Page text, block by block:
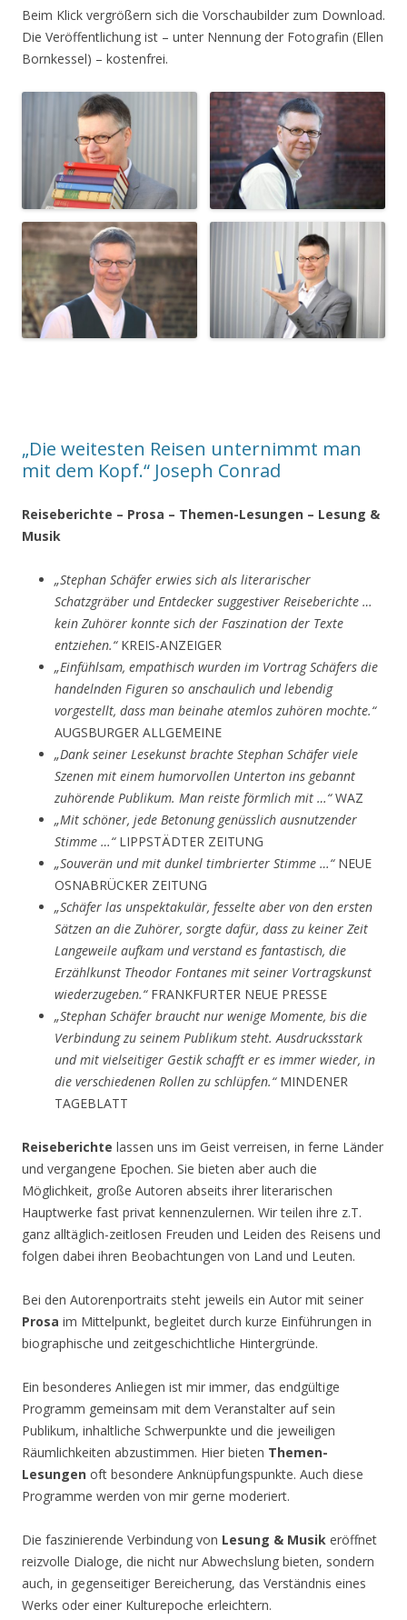
Beim Klick vergrößern sich die Vorschaubilder zum Download.
Die Veröffentlichung ist – unter Nennung der Fotografin (Ellen
Bornkessel) – kostenfrei.
„Die weitesten Reisen unternimmt man
mit dem Kopf.“ Joseph Conrad
Reiseberichte – Prosa – Themen-Lesungen – Lesung &
Musik
„Stephan Schäfer erwies sich als literarischer
Schatzgräber und Entdecker suggestiver Reiseberichte …
kein Zuhörer konnte sich der Faszination der Texte
entziehen.“KREIS-ANZEIGER
„Einfühlsam, empathisch wurden im Vortrag Schäfers die
handelnden Figuren so anschaulich und lebendig
vorgestellt, dass man beinahe atemlos zuhören mochte.“
AUGSBURGER ALLGEMEINE
„Dank seiner Lesekunst brachte Stephan Schäfer viele
Szenen mit einem humorvollen Unterton ins gebannt
zuhörende Publikum. Man reiste förmlich mit …“WAZ
„Mit schöner, jede Betonung genüsslich ausnutzender
Stimme …“LIPPSTÄDTER ZEITUNG
„Souverän und mit dunkel timbrierter Stimme …“NEUE
OSNABRÜCKER ZEITUNG
„Schäfer las unspektakulär, fesselte aber von den ersten
Sätzen an die Zuhörer, sorgte dafür, dass zu keiner Zeit
Langeweile aufkam und verstand es fantastisch, die
Erzählkunst Theodor Fontanes mit seiner Vortragskunst
wiederzugeben.“FRANKFURTER NEUE PRESSE
„Stephan Schäfer braucht nur wenige Momente, bis die
Verbindung zu seinem Publikum steht. Ausdrucksstark
und mit vielseitiger Gestik schafft er es immer wieder, in
die verschiedenen Rollen zu schlüpfen.“MINDENER
TAGEBLATT
Reiseberichte lassen uns im Geist verreisen, in ferne Länder
und vergangene Epochen. Sie bieten aber auch die
Möglichkeit, große Autoren abseits ihrer literarischen
Hauptwerke fast privat kennenzulernen. Wir teilen ihre z.T.
ganz alltäglich-zeitlosen Freuden und Leiden des Reisens und
folgen dabei ihren Beobachtungen von Land und Leuten.
Bei den Autorenportraits steht jeweils ein Autor mit seiner
Prosa im Mittelpunkt, begleitet durch kurze Einführungen in
biographische und zeitgeschichtliche Hintergründe.
Ein besonderes Anliegen ist mir immer, das endgültige
Programm gemeinsam mit dem Veranstalter auf sein
Publikum, inhaltliche Schwerpunkte und die jeweiligen
Räumlichkeiten abzustimmen. Hier bieten Themen-
Lesungen oft besondere Anknüpfungspunkte. Auch diese
Programme werden von mir gerne moderiert.
Die faszinierende Verbindung von Lesung & Musik eröffnet
reizvolle Dialoge, die nicht nur Abwechslung bieten, sondern
auch, in gegenseitiger Bereicherung, das Verständnis eines
Werks oder einer Kulturepoche erleichtern.